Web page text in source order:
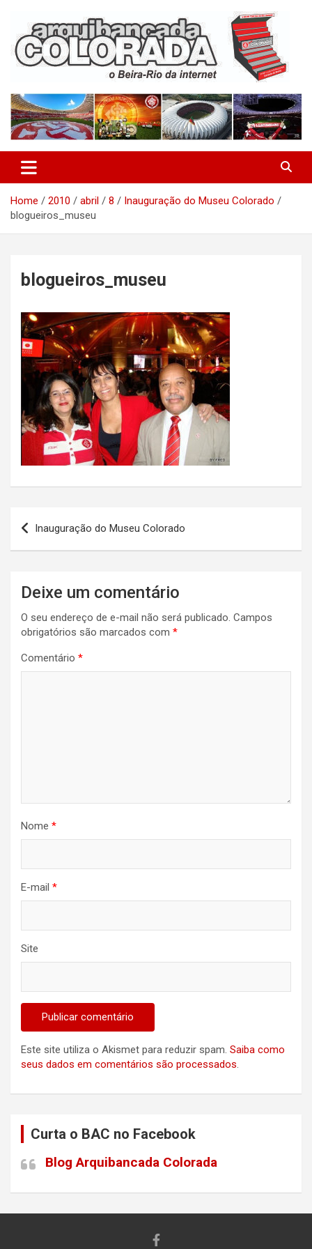
content
Arquibancada Colorada
Home 2010 abril 8
Inauguração do Museu Colorado
blogueiros_museu
blogueiros_museu
Navegação
de
Inauguração do Museu Colorado
Deixe um comentário
O seu endereço de e-mail não será publicado. Campos
obrigatórios são marcados com *
Comentário *
Nome *
E-mail *
Site
Este site utiliza o Akismet para reduzir spam. Saiba como
seus dados em comentários são processados.
Curta o BAC no Facebook
Blog Arquibancada Colorada